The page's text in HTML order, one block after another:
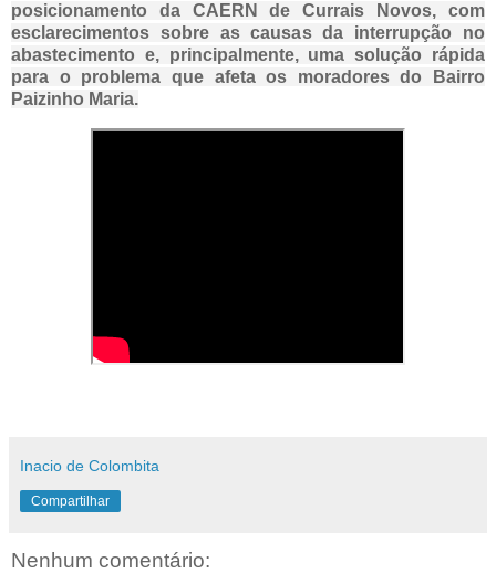
posicionamento da CAERN de Currais Novos, com
esclarecimentos sobre as causas da interrupção no
abastecimento e, principalmente, uma solução rápida
para o problema que afeta os moradores do Bairro
Paizinho Maria.
Inacio de Colombita
Compartilhar
Nenhum comentário: